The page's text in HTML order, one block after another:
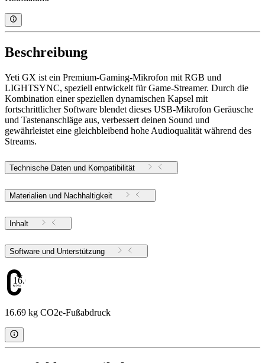
Beschreibung
Yeti GX ist ein Premium-Gaming-Mikrofon mit RGB und
LIGHTSYNC, speziell entwickelt für Game-Streamer. Durch die
Kombination einer speziellen dynamischen Kapsel mit
fortschrittlicher Software blendet dieses USB-Mikrofon Geräusche
und Tastenanschläge aus, verbessert deinen Sound und
gewährleistet eine gleichbleibend hohe Audioqualität während des
Streams.
Technische Daten und Kompatibilität
Materialien und Nachhaltigkeit
Inhalt
Software und Unterstützung
16.69
16.69 kg CO2e-Fußabdruck